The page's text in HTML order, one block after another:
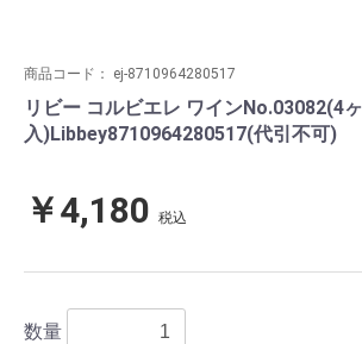
商品コード： ej-8710964280517
リビー コルビエレ ワインNo.03082(4ヶ
入)Libbey8710964280517(代引不可)
￥4,180 税込
数量